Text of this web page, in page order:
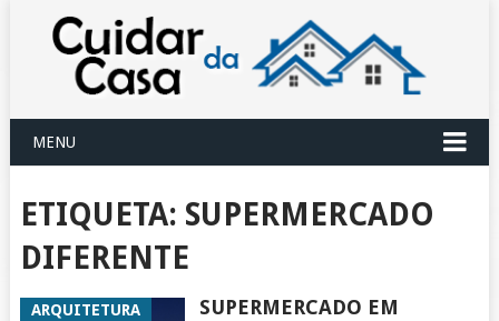
MENU
ETIQUETA: SUPERMERCADO
DIFERENTE
ARQUITETURA
SUPERMERCADO EM